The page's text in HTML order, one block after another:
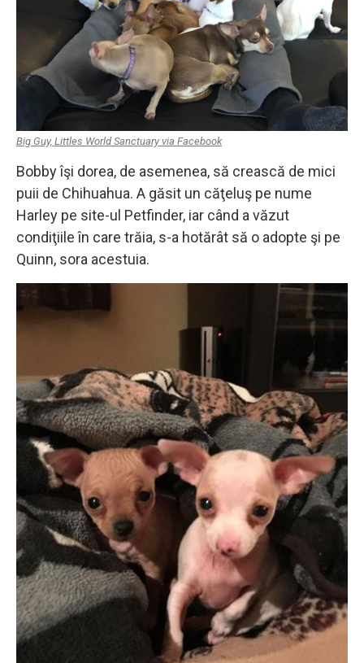
Big Guy, Littles World Sanctuary via Facebook
Bobby îşi dorea, de asemenea, să crească de mici
puii de Chihuahua. A găsit un căţeluş pe nume
Harley pe site-ul Petfinder, iar când a văzut
condiţiile în care trăia, s-a hotărât să o adopte şi pe
Quinn, sora acestuia.